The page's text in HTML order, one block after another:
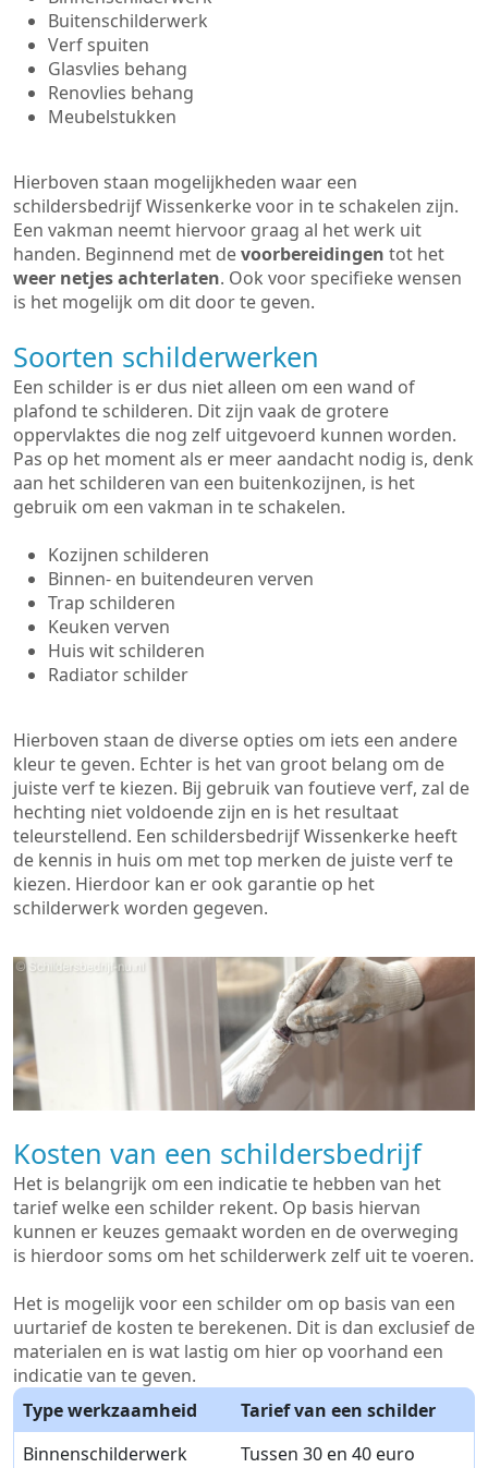
Buitenschilderwerk
Verf spuiten
Glasvlies behang
Renovlies behang
Meubelstukken
Hierboven staan mogelijkheden waar een
schildersbedrijf Wissenkerke voor in te schakelen zijn.
Een vakman neemt hiervoor graag al het werk uit
handen. Beginnend met devoorbereidingen tot het
weer netjes achterlaten. Ook voor specifieke wensen
is het mogelijk om dit door te geven.
Soorten schilderwerken
Een schilder is er dus niet alleen om een wand of
plafond te schilderen. Dit zijn vaak de grotere
oppervlaktes die nog zelf uitgevoerd kunnen worden.
Pas op het moment als er meer aandacht nodig is, denk
aan het schilderen van een buitenkozijnen, is het
gebruik om een vakman in te schakelen.
Kozijnen schilderen
Binnen- en buitendeuren verven
Trap schilderen
Keuken verven
Huis wit schilderen
Radiator schilder
Hierboven staan de diverse opties om iets een andere
kleur te geven. Echter is het van groot belang om de
juiste verf te kiezen. Bij gebruik van foutieve verf, zal de
hechting niet voldoende zijn en is het resultaat
teleurstellend. Een schildersbedrijf Wissenkerke heeft
de kennis in huis om met top merken de juiste verf te
kiezen. Hierdoor kan er ook garantie op het
schilderwerk worden gegeven.
Kosten van een schildersbedrijf
Het is belangrijk om een indicatie te hebben van het
tarief welke een schilder rekent. Op basis hiervan
kunnen er keuzes gemaakt worden en de overweging
is hierdoor soms om het schilderwerk zelf uit te voeren.
Het is mogelijk voor een schilder om op basis van een
uurtarief de kosten te berekenen. Dit is dan exclusief de
materialen en is wat lastig om hier op voorhand een
indicatie van te geven.
Type werkzaamheid
Tarief van een schilder
Binnenschilderwerk
Tussen 30 en 40 euro